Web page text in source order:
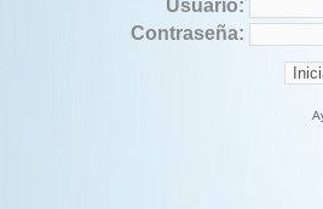
Usuario:
Contraseña: